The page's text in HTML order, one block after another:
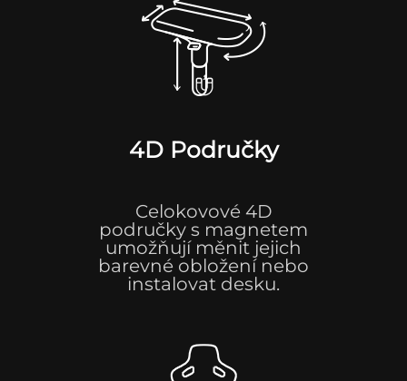
4D Područky
Celokovové 4D
područky s magnetem
umožňují měnit jejich
barevné obložení nebo
instalovat desku.